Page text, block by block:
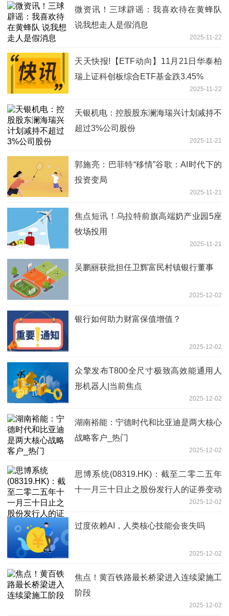
微资讯！三球辟谣：我喜欢待在黄蜂队
说我想走人是假消息
2025-11-22
天天快报!【ETF动向】11月21日华泰柏
瑞上证科创板综合ETF基金跌3.45%
2025-11-22
天银机电：控股股东澜海瑞兴计划减持不
超过3%公司股份
2025-11-21
郭施亮：巴菲特“移情”谷歌：AI时代下的
投资变局
2025-11-21
焦点短讯！乌拉特前旗高端奶产业园5座
牧场投用
2025-11-21
吴鹏丽获批担任卫辉富民村镇银行董事
2025-12-02
银行如何助力财富保值增值？
2025-12-02
众擎发布T800全尺寸极致高效能通用人
形机器人|当前焦点
2025-12-02
湖南裕能：宁德时代和比亚迪是两大核心
战略客户_热门
2025-12-02
思博系统(08319.HK)：截至二零二五年
十一月三十日止之股份发行人的证券变动
2025-12-02
过度依赖AI，人类核心技能会丧失吗
2025-12-02
焦点！黄百铁路最长桥梁进入连续梁施工
阶段
2025-12-02